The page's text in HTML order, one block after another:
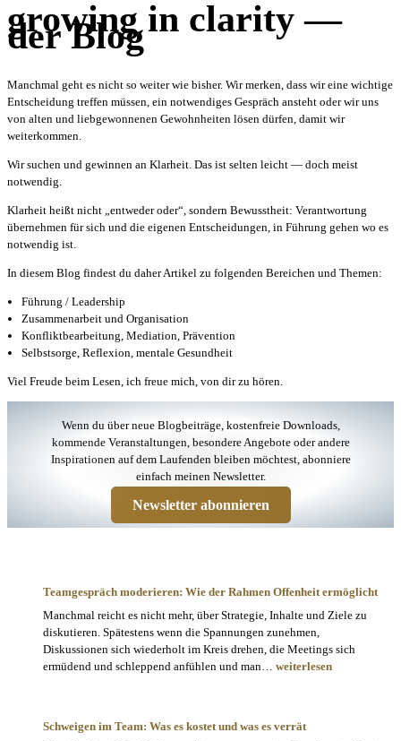
growing in clarity —
der Blog
Manchmal geht es nicht so weiter wie bisher. Wir merken, dass wir eine wichtige
Entscheidung treffen müssen, ein notwendiges Gespräch ansteht oder wir uns
von alten und liebgewonnenen Gewohnheiten lösen dürfen, damit wir
weiterkommen.
Wir suchen und gewinnen an Klarheit. Das ist selten leicht — doch meist
notwendig.
Klarheit heißt nicht „entweder oder“, sondern Bewusstheit: Verantwortung
übernehmen für sich und die eigenen Entscheidungen, in Führung gehen wo es
notwendig ist.
In diesem Blog findest du daher Artikel zu folgenden Bereichen und Themen:
Führung / Leadership
Zusammenarbeit und Organisation
Konfliktbearbeitung, Mediation, Prävention
Selbstsorge, Reflexion, mentale Gesundheit
Viel Freude beim Lesen, ich freue mich, von dir zu hören.
Wenn du über neue Blogbeiträge, kostenfreie Downloads,
kommende Veranstaltungen, besondere Angebote oder andere
Inspirationen auf dem Laufenden bleiben möchtest, abonniere
einfach meinen Newsletter.
Newsletter abonnieren
Teamgespräch moderieren: Wie der Rahmen Offenheit ermöglicht
Manchmal reicht es nicht mehr, über Strategie, Inhalte und Ziele zu
diskutieren. Spätestens wenn die Spannungen zunehmen,
Diskussionen sich wiederholt im Kreis drehen, die Meetings sich
ermüdend und schleppend anfühlen und man… Teamgespräch
Rahmen
weiterlesen
Schweigen im Team: Was es kostet und was es verrät